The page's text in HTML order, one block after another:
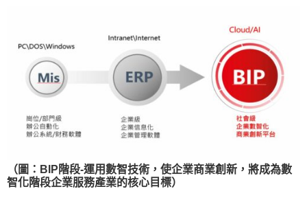
（圖：BIP階段-運用數智技術，使企業商業創新，將成為數
智化階段企業服務產業的核心目標）